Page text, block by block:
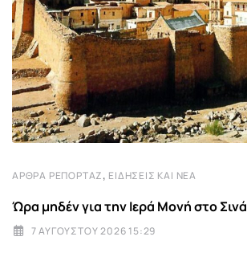
ΆΡΘΡΑ ΡΕΠΟΡΤΆΖ, ΕΙΔΉΣΕΙΣ ΚΑΙ ΝΈΑ
Ώρα μηδέν για την Ιερά Μονή στο Σινά
7 ΑΥΓΟΎΣΤΟΥ 2026 15:29